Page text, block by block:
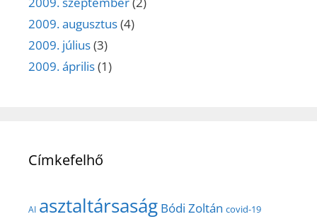
2009. augusztus(4)
2009. július(3)
2009. április(1)
Címkefelhő
AI asztaltársaság Bódi Zoltán covid-19